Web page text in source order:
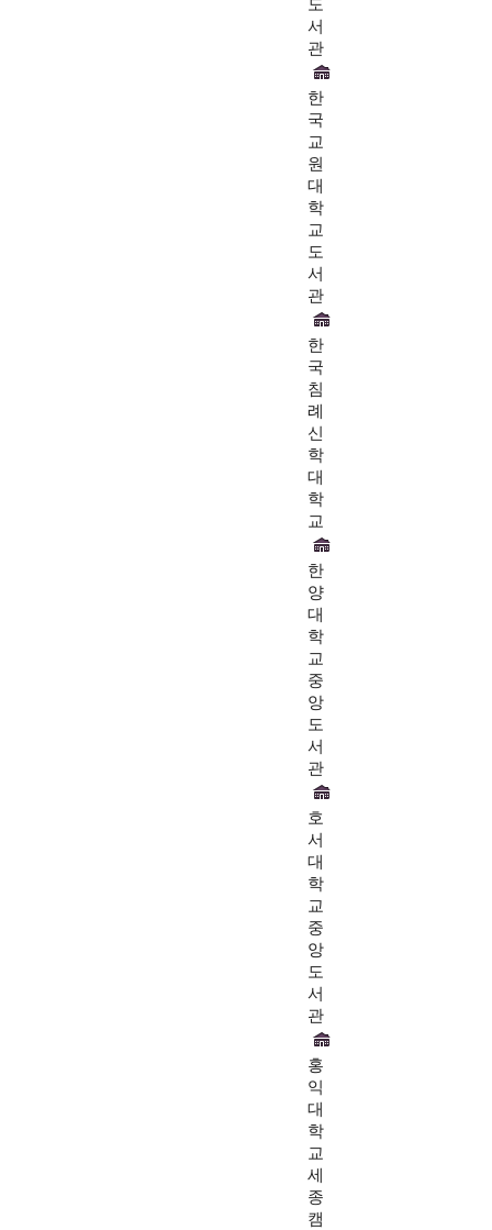
도
서
관
한
국
교
원
대
학
교
도
서
관
한
국
침
례
신
학
대
학
교
한
양
대
학
교
중
앙
도
서
관
호
서
대
학
교
중
앙
도
서
관
홍
익
대
학
교
세
종
캠